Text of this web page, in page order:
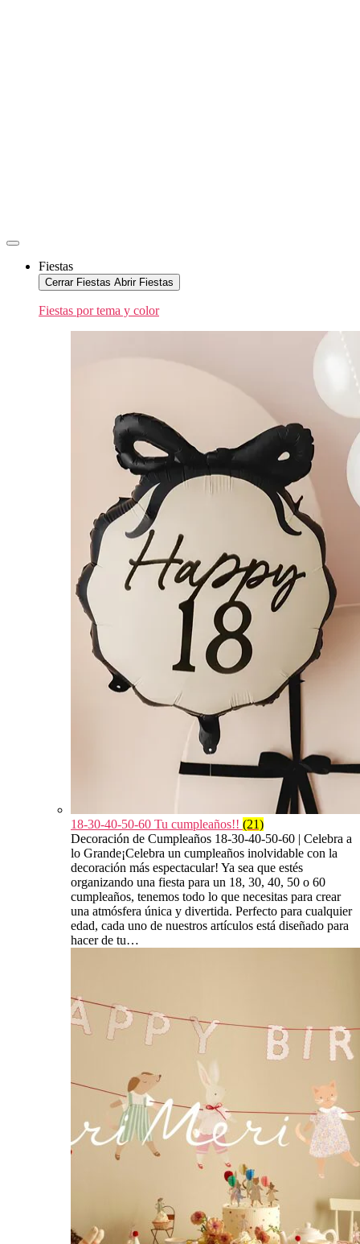
Fiestas
Cerrar Fiestas Abrir Fiestas
Fiestas por tema y color
18-30-40-50-60 Tu cumpleaños!! (21)
Decoración de Cumpleaños 18-30-40-50-60 | Celebra a
lo Grande¡Celebra un cumpleaños inolvidable con la
decoración más espectacular! Ya sea que estés
organizando una fiesta para un 18, 30, 40, 50 o 60
cumpleaños, tenemos todo lo que necesitas para crear
una atmósfera única y divertida. Perfecto para cualquier
edad, cada uno de nuestros artículos está diseñado para
hacer de tu…